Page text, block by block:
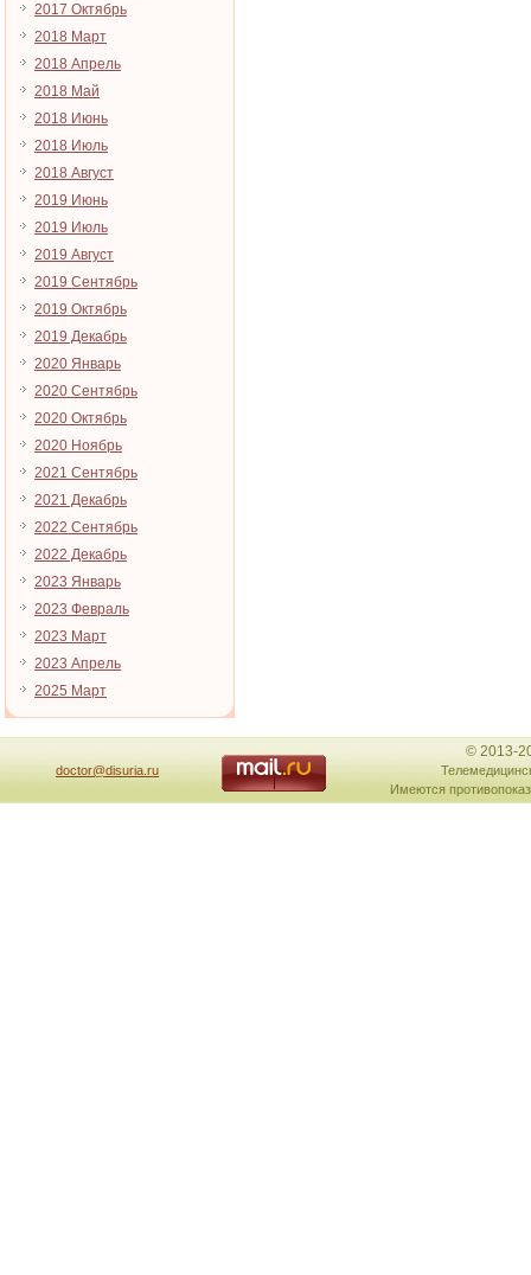
2017 Октябрь
2018 Март
2018 Апрель
2018 Май
2018 Июнь
2018 Июль
2018 Август
2019 Июнь
2019 Июль
2019 Август
2019 Сентябрь
2019 Октябрь
2019 Декабрь
2020 Январь
2020 Сентябрь
2020 Октябрь
2020 Ноябрь
2021 Сентябрь
2021 Декабрь
2022 Сентябрь
2022 Декабрь
2023 Январь
2023 Февраль
2023 Март
2023 Апрель
2025 Март
doctor@disuria.ru
© 2013-
Имеются